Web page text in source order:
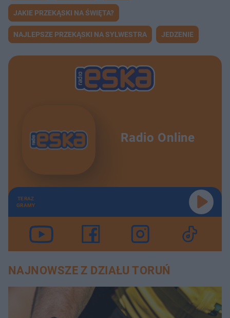
JAKIE PRZEKĄSKI NA ŚWIĘTA?
NAJLEPSZE PRZEKĄSKI NA SYLWESTRA JEDZENIE
Radio Online
TERAZ
GRAMY
NAJNOWSZE Z DZIAŁU TORUŃ